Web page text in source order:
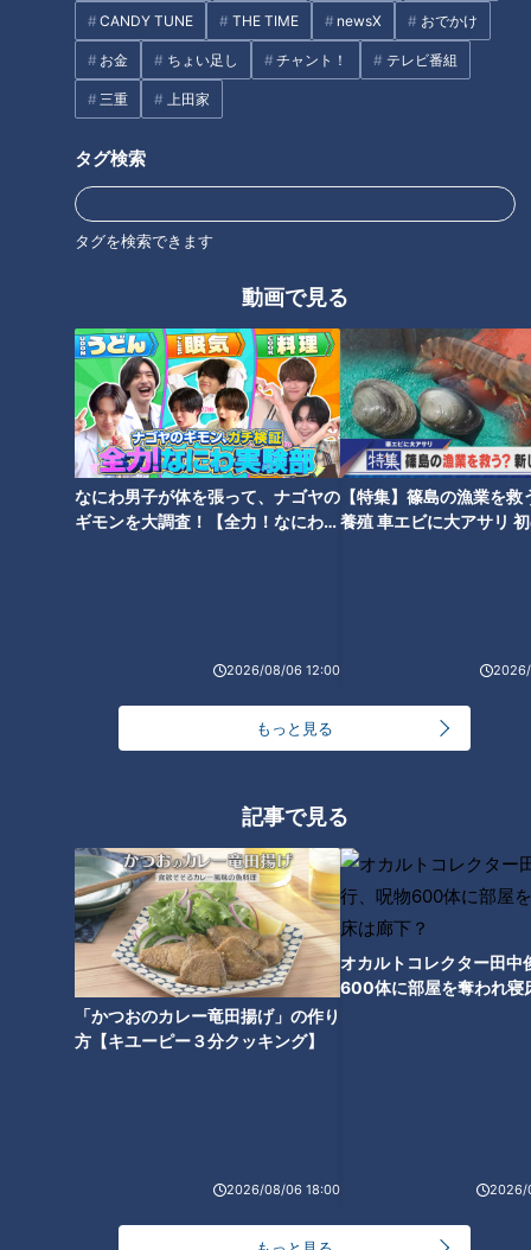
CANDY TUNE THE TIME newsX おでかけ
お金 ちょい足し チャント！ テレビ番組
三重 上田家
タグ検索
タグを検索できます
動画で見る
なにわ男子が体を張って、ナゴヤの
ギモンを大調査！【全力！なにわ実
2026/08/06 12:00
【特集】篠島の漁業を救
養殖 車エビに大アサリ
もっと見る
記事で見る
「かつおのカレー竜田揚げ」の作り
方【キユーピー３分クッキング】
2026/08/06 18:00
オカルトコレクター田中
600体に部屋を奪われ寝
2026/
スポーツ 中日ドラゴンズ
サンドラを観られなかった全国のドラ友と共有したい番組のコト
ルーキー 伊藤康祐
森博人 赤星憲広
【前回の放送】急逝木下雄がハ
マの夜空に降らせた涙雨 侍・
井端コーチが今だから明かす“ド
ラ大野雄起用法”秘話（サンド
【去年の今ごろ】苦境に立つド
ラゴンズはここからまた這い上
がる！現状の弱点を井端弘和が
徹底解析！（サンドラ）
小笠原慎之介、師匠・大野雄大
に誓う完投を目指せるピッチン
ミスタードラゴンズ立浪和義氏
と振り返る サンドラ厳選・竜
の歴史に残るサヨナラ勝ち特集
低迷ドラゴンズに叫びたい！後
半戦3つのテーマ「勝利」「感
動」そして「明日の姿」（北